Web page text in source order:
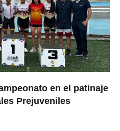
en el patinaje
Prejuveniles